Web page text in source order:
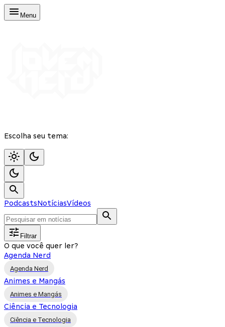
Menu
Escolha seu tema:
PodcastsNotíciasVídeos
Filtrar
O que você quer ler?
Agenda Nerd
Agenda Nerd
Animes e Mangás
Animes e Mangás
Ciência e Tecnologia
Ciência e Tecnologia